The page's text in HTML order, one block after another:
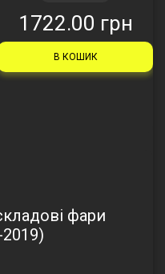
1722.00 грн
В КОШИК
фари